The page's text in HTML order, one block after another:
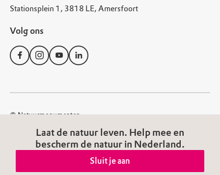
Laat de natuur leven. Help mee en
bescherm de natuur in Nederland.
Sluit je aan
Stationsplein 1, 3818 LE, Amersfoort
Volg ons
© Natuurmonumenten
Disclaimer
Privacy Statement
Cookies
Algemene voorwaarden
Toegankelijkheid